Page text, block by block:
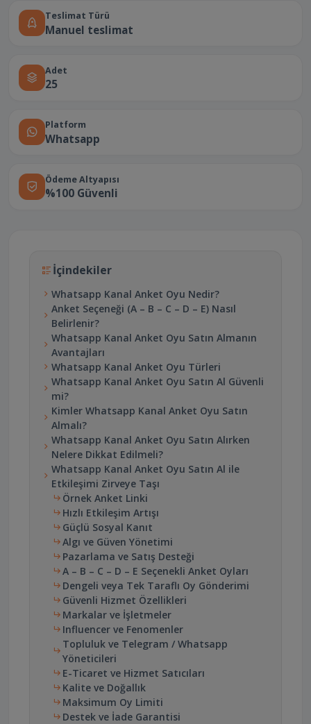
Teslimat Türü
Manuel teslimat
Adet
25
Platform
Whatsapp
Ödeme Altyapısı
%100 Güvenli
İçindekiler
Whatsapp Kanal Anket Oyu Nedir?
Anket Seçeneği (A – B – C – D – E) Nasıl
Belirlenir?
Whatsapp Kanal Anket Oyu Satın Almanın
Avantajları
Whatsapp Kanal Anket Oyu Türleri
Whatsapp Kanal Anket Oyu Satın Al Güvenli
mi?
Kimler Whatsapp Kanal Anket Oyu Satın
Almalı?
Whatsapp Kanal Anket Oyu Satın Alırken
Nelere Dikkat Edilmeli?
Whatsapp Kanal Anket Oyu Satın Al ile
Etkileşimi Zirveye Taşı
Örnek Anket Linki
Hızlı Etkileşim Artışı
Güçlü Sosyal Kanıt
Algı ve Güven Yönetimi
Pazarlama ve Satış Desteği
A – B – C – D – E Seçenekli Anket Oyları
Dengeli veya Tek Taraflı Oy Gönderimi
Güvenli Hizmet Özellikleri
Markalar ve İşletmeler
Influencer ve Fenomenler
Topluluk ve Telegram / Whatsapp
Yöneticileri
E-Ticaret ve Hizmet Satıcıları
Kalite ve Doğallık
Maksimum Oy Limiti
Destek ve İade Garantisi